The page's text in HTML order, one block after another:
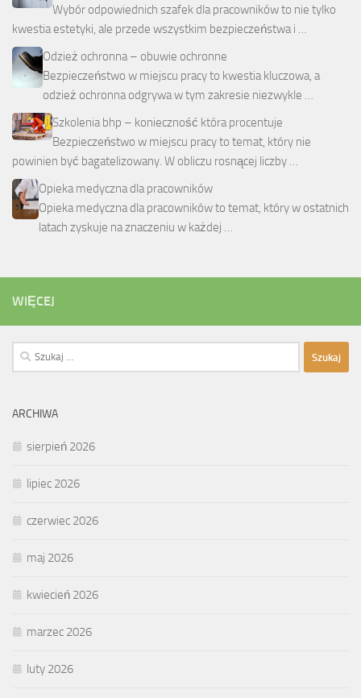
Wybór odpowiednich szafek dla pracowników to nie tylko
kwestia estetyki, ale przede wszystkim bezpieczeństwa i …
Odzież ochronna – obuwie ochronne
Bezpieczeństwo w miejscu pracy to kwestia kluczowa, a
odzież ochronna odgrywa w tym zakresie niezwykle …
Szkolenia bhp – konieczność która procentuje
Bezpieczeństwo w miejscu pracy to temat, który nie
powinien być bagatelizowany. W obliczu rosnącej liczby …
Opieka medyczna dla pracowników
Opieka medyczna dla pracowników to temat, który w ostatnich
latach zyskuje na znaczeniu w każdej …
WIĘCEJ
Szukaj:
ARCHIWA
sierpień 2026
lipiec 2026
czerwiec 2026
maj 2026
kwiecień 2026
marzec 2026
luty 2026